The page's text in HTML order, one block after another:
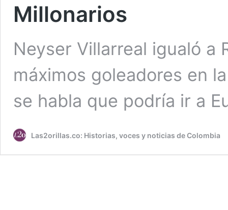
Millonarios
Neyser Villarreal igualó a
máximos goleadores en
se habla que podría ir a
Las2orillas.co: Historias, voces y noticias de Colombia